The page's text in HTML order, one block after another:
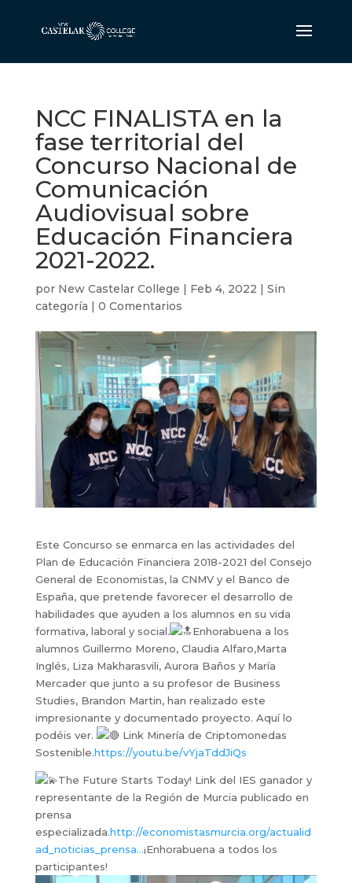
NCC FINALISTA en la
fase territorial del
Concurso Nacional de
Comunicación
Audiovisual sobre
Educación Financiera
2021-2022.
por New Castelar College | Feb 4, 2022 | Sin
categoría | 0 Comentarios
Este Concurso se enmarca en las actividades del
Plan de Educación Financiera 2018-2021 del Consejo
General de Economistas, la CNMV y el Banco de
España, que pretende favorecer el desarrollo de
habilidades que ayuden a los alumnos en su vida
formativa, laboral y social.
Enhorabuena a los
alumnos Guillermo Moreno, Claudia Alfaro,Marta
Inglés, Liza Makharasvili, Aurora Baños y María
Mercader que junto a su profesor de Business
Studies, Brandon Martin, han realizado este
impresionante y documentado proyecto. Aquí lo
podéis ver.
Link Minería de Criptomonedas
Sostenible.https://youtu.be/vYjaTddJiQs
The Future Starts Today! Link del IES ganador y
representante de la Región de Murcia publicado en
prensa
especializada.http://economistasmurcia.org/actualid
ad_noticias_prensa…¡Enhorabuena a todos los
participantes!